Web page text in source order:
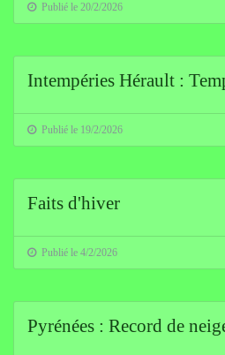
Publié le 20/2/2026
Intempéries Hérault :
Publié le 19/2/2026
Faits d'hiver
Publié le 4/2/2026
Pyrénées : Record de